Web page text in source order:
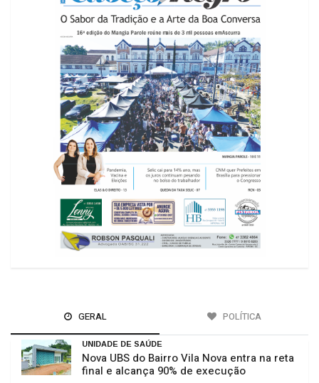
GERAL POLÍTICA
UNIDADE DE SAÚDE
Nova UBS do Bairro Vila Nova entra na reta
final e alcança 90% de execução